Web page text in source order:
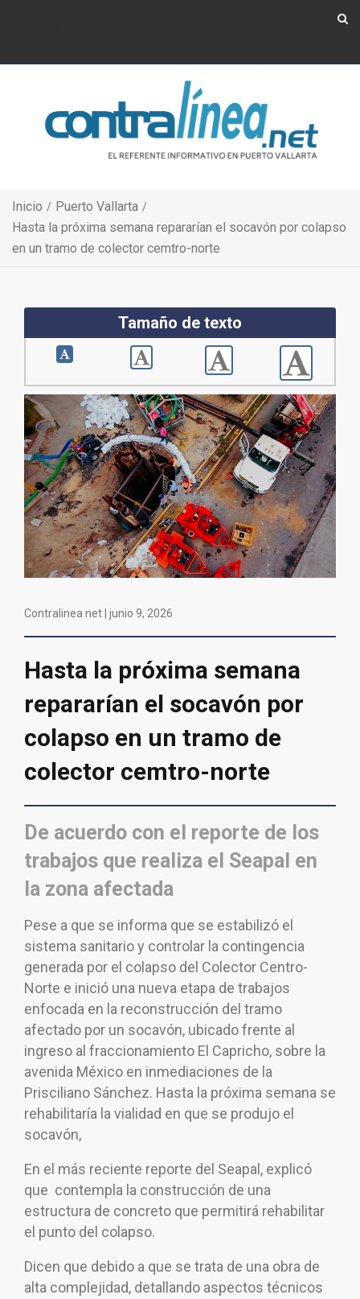
Inicio
Puerto Vallarta
Hasta la próxima semana repararían el socavón por colapso
en un tramo de colector cemtro-norte
Tamaño de texto
Contralinea net | junio 9, 2026
Hasta la próxima semana
repararían el socavón por
colapso en un tramo de
colector cemtro-norte
De acuerdo con el reporte de los
trabajos que realiza el Seapal en
la zona afectada
Pese a que se informa que se estabilizó el
sistema sanitario y controlar la contingencia
generada por el colapso del Colector Centro-
Norte e inició una nueva etapa de trabajos
enfocada en la reconstrucción del tramo
afectado por un socavón, ubicado frente al
ingreso al fraccionamiento El Capricho, sobre la
avenida México en inmediaciones de la
Prisciliano Sánchez. Hasta la próxima semana se
rehabilitaría la vialidad en que se produjo el
socavón,
En el más reciente reporte del Seapal, explicó
que contempla la construcción de una
estructura de concreto que permitirá rehabilitar
el punto del colapso.
Dicen que debido a que se trata de una obra de
alta complejidad, detallando aspectos técnicos